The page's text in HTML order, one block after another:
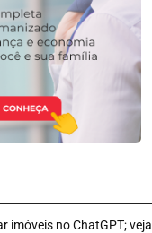
imóveis no ChatGPT; veja